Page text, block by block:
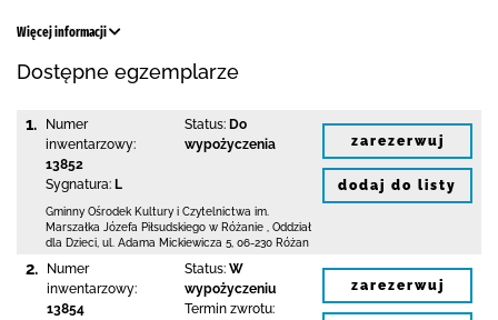
Więcej informacji
Dostępne egzemplarze
1.
Numer
inwentarzowy:
13852
Sygnatura: L
Status: Do
wypożyczenia
Gminny Ośrodek Kultury i Czytelnictwa im.
Marszałka Józefa Piłsudskiego w Różanie
Oddział
dla Dzieci, ul. Adama Mickiewicza 5 06-230 Różan
zarezerwuj
dodaj do listy
2.
Numer
inwentarzowy:
13854
Status: W
wypożyczeniu
Termin zwrotu:
zarezerwuj